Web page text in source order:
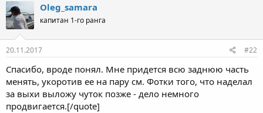
Oleg_samara
капитан 1-го ранга
20.11.2017 #22
Спасибо, вроде понял. Мне придется всю заднюю часть
менять, укоротив ее на пару см. Фотки того, что наделал
за выхи выложу чуток позже - дело немного
продвигается.[/quote]